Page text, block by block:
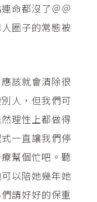
命都沒了＠＠
圈子的常態被
該就會清除很
人，但我們可
理性上都做得
一直讓我們停
幫個忙吧。聽
以陪她幾年她
請好好的保重